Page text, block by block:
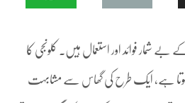
شمار فوائد اور استعمال ہیں۔ کلونجی کا
میٹر تک ہوتا ہے، ایک طرح کی گھاس سے مشابہت